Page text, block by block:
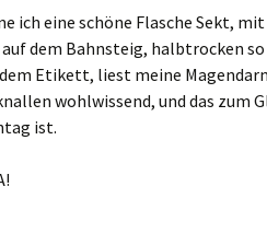
ich eine schöne Flasche Sekt,
dem Bahnsteig, halbtrocken so
Etikett, liest meine
wohlwissend, und das zum
ist.